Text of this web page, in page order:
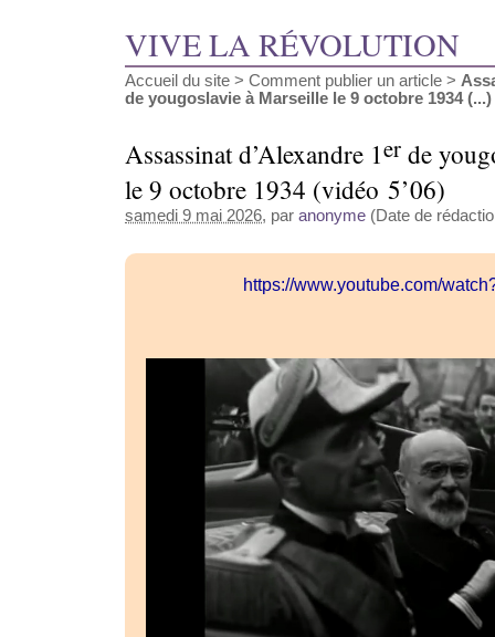
VIVE LA RÉVOLUTION
Accueil du site > Comment publier un article >
de yougoslavie à Marseille le 9 octobre 1934 (...)
Assassinat d’Alexandre 1er de
le 9 octobre 1934 (vidéo 5’06)
samedi 9 mai 2026, par anonyme (Date de
https://www.youtube.com/